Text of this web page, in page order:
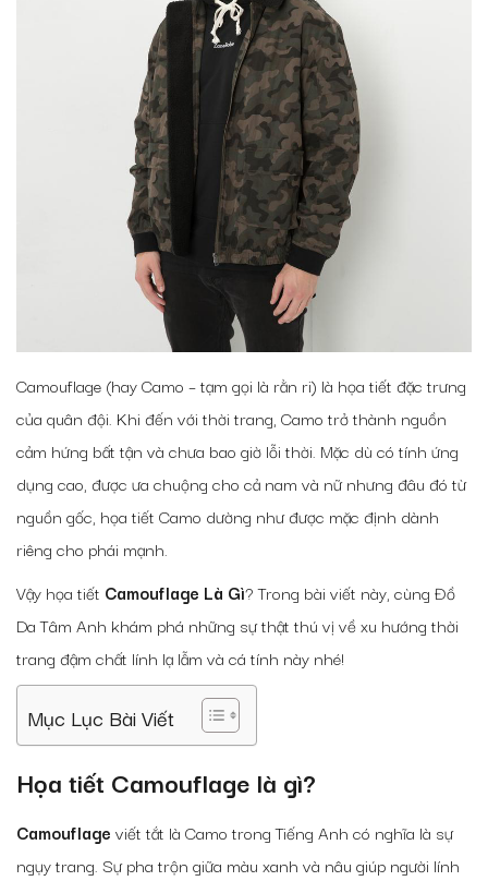
Camouflage (hay Camo – tạm gọi là rằn ri) là họa tiết đặc trưng
của quân đội. Khi đến với thời trang, Camo trở thành nguồn
cảm hứng bất tận và chưa bao giờ lỗi thời. Mặc dù có tính ứng
dụng cao, được ưa chuộng cho cả nam và nữ nhưng đâu đó từ
nguồn gốc, họa tiết Camo dường như được mặc định dành
riêng cho phái mạnh.
Vậy họa tiết Camouflage Là Gì? Trong bài viết này, cùng Đồ
Da Tâm Anh khám phá những sự thật thú vị về xu hướng thời
trang đậm chất lính lạ lẫm và cá tính này nhé!
Mục Lục Bài Viết
Họa tiết Camouflage là gì?
Camouflage viết tắt là Camo trong Tiếng Anh có nghĩa là sự
ngụy trang. Sự pha trộn giữa màu xanh và nâu giúp người lính